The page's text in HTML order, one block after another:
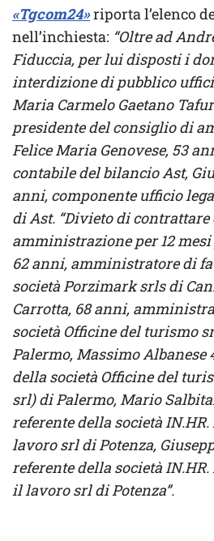
«Tgcom24»riporta l’elenco
nell’inchiesta: “Oltre ad
Fiduccia, per lui disposti i
interdizione di pubblico
Maria Carmelo Gaetano
presidente del consiglio di
Felice Maria Genovese, 53
contabile del bilancio Ast,
anni, componente ufficio
di Ast. “Divieto di
amministrazione per 12
62 anni, amministratore di
società Porzimark srls di
Carrotta, 68 anni,
società Officine del turismo
Palermo, Massimo Albanese
della società Officine del
srl) di Palermo, Mario
referente della società
lavoro srl di Potenza,
referente della società
il lavoro srl di Potenza”.